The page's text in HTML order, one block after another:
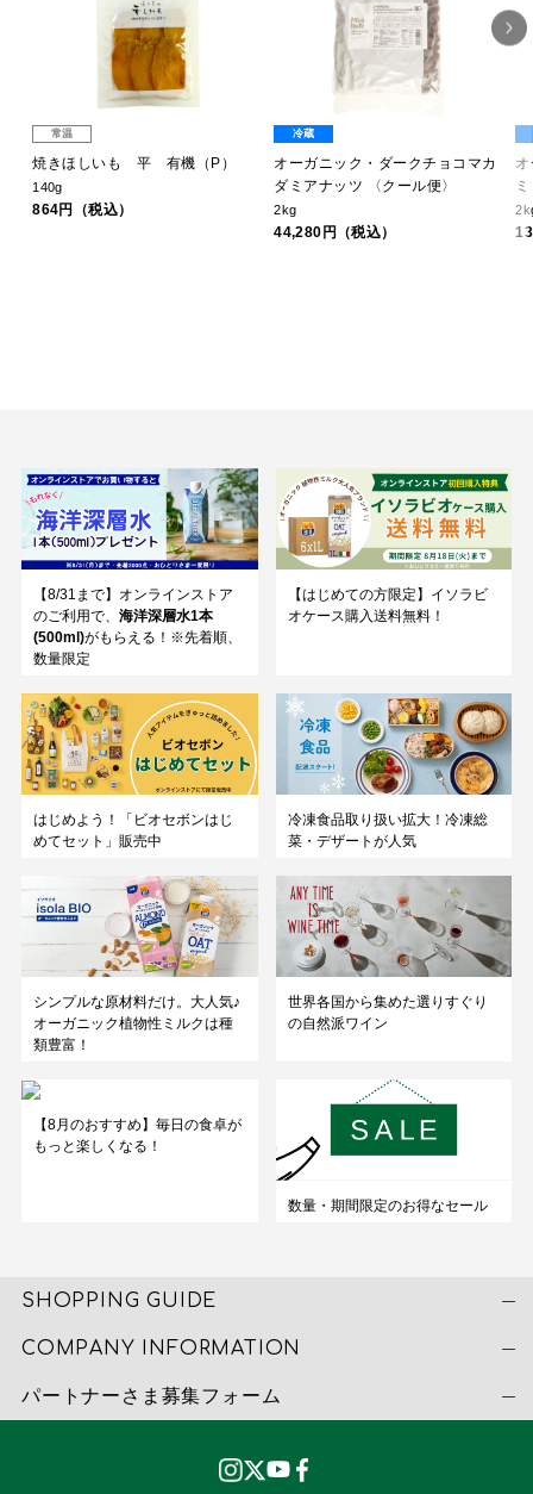
常温
焼きほしいも 平 有機（P）
140g
864円（税込）
冷蔵
オーガニック・ダークチョコマカ
ダミアナッツ 〈クール便〉
2kg
44,280円（税込）
ミ
【8/31まで】オンラインストア
のご利用で、 海洋深層水1本
(500ml)がもらえる！※先着順、
数量限定
【はじめての方限定】イソラビ
オケース購入送料無料！
はじめよう！「ビオセボンはじ
めてセット」販売中
冷凍食品取り扱い拡大！冷凍総
菜・デザートが人気
シンプルな原材料だけ。大人気♪
オーガニック植物性ミルクは種
類豊富！
世界各国から集めた選りすぐり
の自然派ワイン
【8月のおすすめ】毎日の食卓が
もっと楽しくなる！
数量・期間限定のお得なセール
SHOPPING GUIDE
COMPANY INFORMATION
パートナーさま募集フォーム